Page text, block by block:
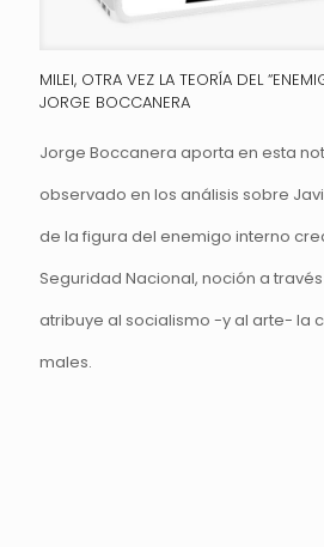
MILEI, OTRA VEZ LA TEORÍA DEL
JORGE BOCCANERA
Jorge Boccanera aporta en esta
observado en los análisis sobre
de la figura del enemigo interno
Seguridad Nacional, noción a
atribuye al socialismo -y al arte- la
males.